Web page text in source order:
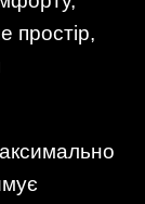
простір,